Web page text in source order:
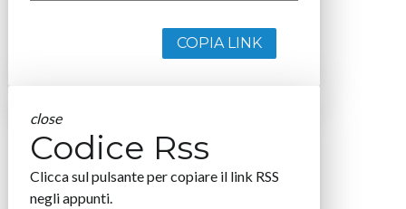
COPIA LINK
close
Codice Rss
Clicca sul pulsante per copiare il link RSS
negli appunti.